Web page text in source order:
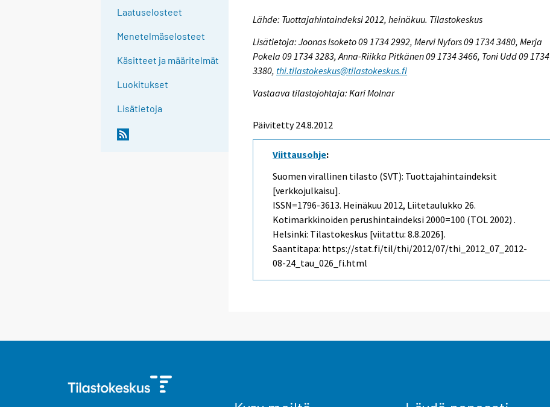
Laatuselosteet
Menetelmäselosteet
Käsitteet ja määritelmät
Luokitukset
Lisätietoja
Lähde: Tuottajahintaindeksi 2012, heinäkuu. Tilastokeskus
Lisätietoja: Joonas Isoketo 09 1734 2992, Mervi Nyfors 09 1734 3480, Merja
Pokela 09 1734 3283, Anna-Riikka Pitkänen 09 1734 3466, Toni Udd 09 1734
3380, thi.tilastokeskus@tilastokeskus.fi
Vastaava tilastojohtaja: Kari Molnar
Päivitetty 24.8.2012
Viittausohje:
Suomen virallinen tilasto (SVT): Tuottajahintaindeksit
[verkkojulkaisu].
ISSN=1796-3613. Heinäkuu 2012, Liitetaulukko 26.
Kotimarkkinoiden perushintaindeksi 2000=100 (TOL 2002) .
Helsinki: Tilastokeskus [viitattu: 8.8.2026].
Saantitapa: https://stat.fi/til/thi/2012/07/thi_2012_07_2012-
08-24_tau_026_fi.html